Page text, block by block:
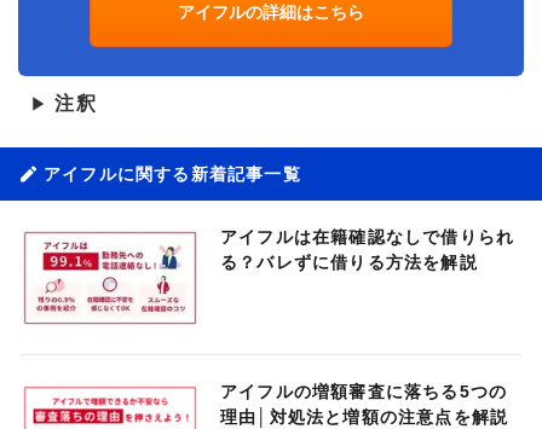
アイフルの詳細はこちら
▶ 注釈
アイフルに関する新着記事一覧
アイフルは在籍確認なしで借りられ
る？バレずに借りる方法を解説
アイフルの増額審査に落ちる5つの
理由│対処法と増額の注意点を解説